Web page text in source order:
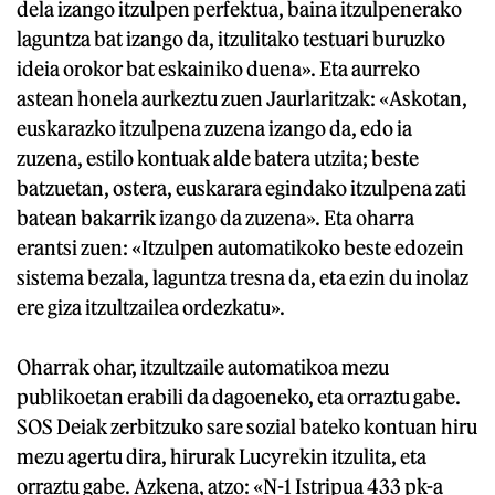
dela izango itzulpen perfektua, baina itzulpenerako
laguntza bat izango da, itzulitako testuari buruzko
ideia orokor bat eskainiko duena». Eta aurreko
astean honela aurkeztu zuen Jaurlaritzak: «Askotan,
euskarazko itzulpena zuzena izango da, edo ia
zuzena, estilo kontuak alde batera utzita; beste
batzuetan, ostera, euskarara egindako itzulpena zati
batean bakarrik izango da zuzena». Eta oharra
erantsi zuen: «Itzulpen automatikoko beste edozein
sistema bezala, laguntza tresna da, eta ezin du inolaz
ere giza itzultzailea ordezkatu».
Oharrak ohar, itzultzaile automatikoa mezu
publikoetan erabili da dagoeneko, eta orraztu gabe.
SOS Deiak zerbitzuko sare sozial bateko kontuan hiru
mezu agertu dira, hirurak Lucyrekin itzulita, eta
orraztu gabe. Azkena, atzo: «N-1 Istripua 433 pk-a